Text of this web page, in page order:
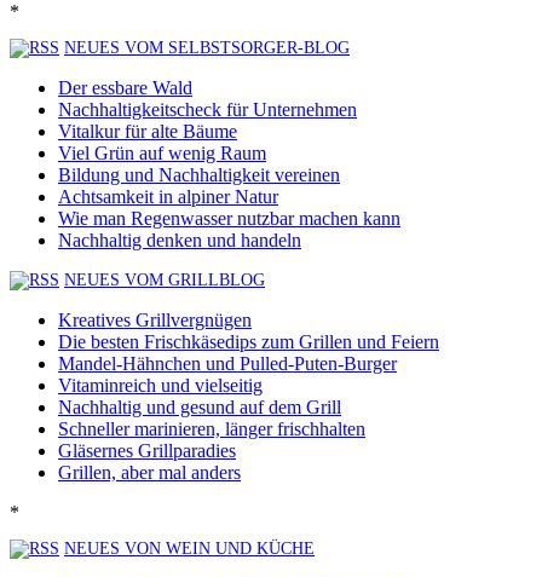
*
NEUES VOM SELBSTSORGER-BLOG
Der essbare Wald
Nachhaltigkeitscheck für Unternehmen
Vitalkur für alte Bäume
Viel Grün auf wenig Raum
Bildung und Nachhaltigkeit vereinen
Achtsamkeit in alpiner Natur
Wie man Regenwasser nutzbar machen kann
Nachhaltig denken und handeln
NEUES VOM GRILLBLOG
Kreatives Grillvergnügen
Die besten Frischkäsedips zum Grillen und Feiern
Mandel-Hähnchen und Pulled-Puten-Burger
Vitaminreich und vielseitig
Nachhaltig und gesund auf dem Grill
Schneller marinieren, länger frischhalten
Gläsernes Grillparadies
Grillen, aber mal anders
*
NEUES VON WEIN UND KÜCHE